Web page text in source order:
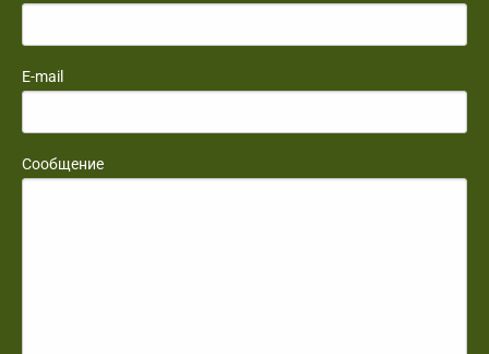
E-mail
Сообщение